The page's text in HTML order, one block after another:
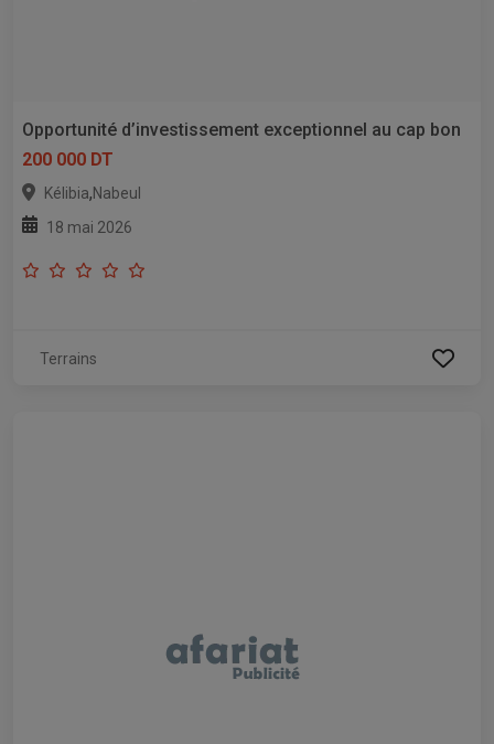
Opportunité d’investissement exceptionnel au cap bon
200 000 DT
Kélibia,Nabeul
18 mai 2026
Terrains